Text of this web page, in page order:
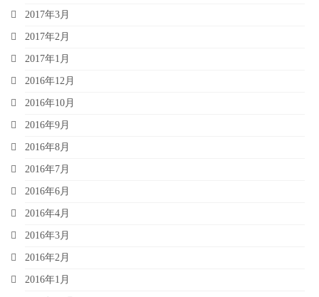
2017年3月
2017年2月
2017年1月
2016年12月
2016年10月
2016年9月
2016年8月
2016年7月
2016年6月
2016年4月
2016年3月
2016年2月
2016年1月